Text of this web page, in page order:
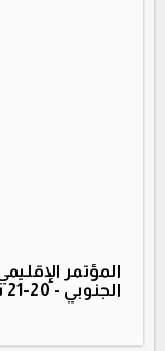
المؤتمر
الجنوبي - 20-21 سبتمير 2018 عمان - الأردن